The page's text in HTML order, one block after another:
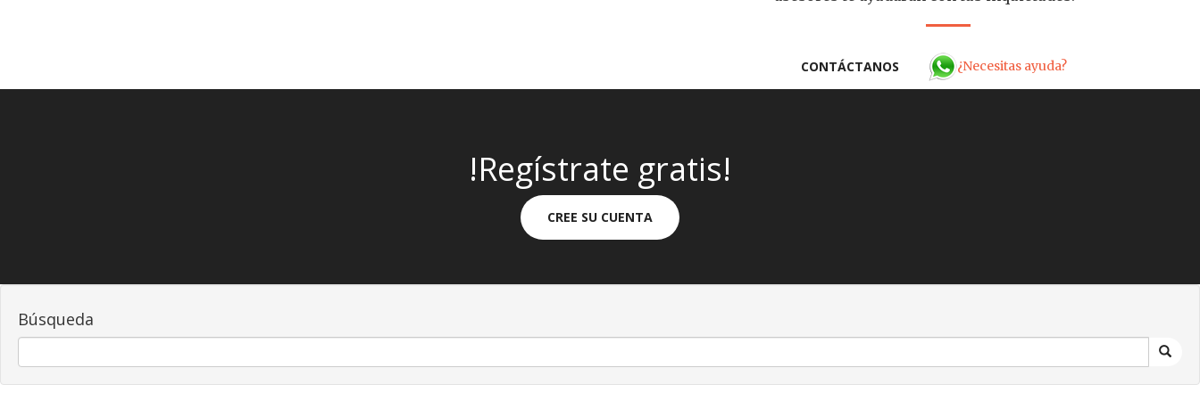
CONTÁCTANOS ¿Necesitas ayuda?
!Regístrate gratis!
CREE SU CUENTA
Búsqueda